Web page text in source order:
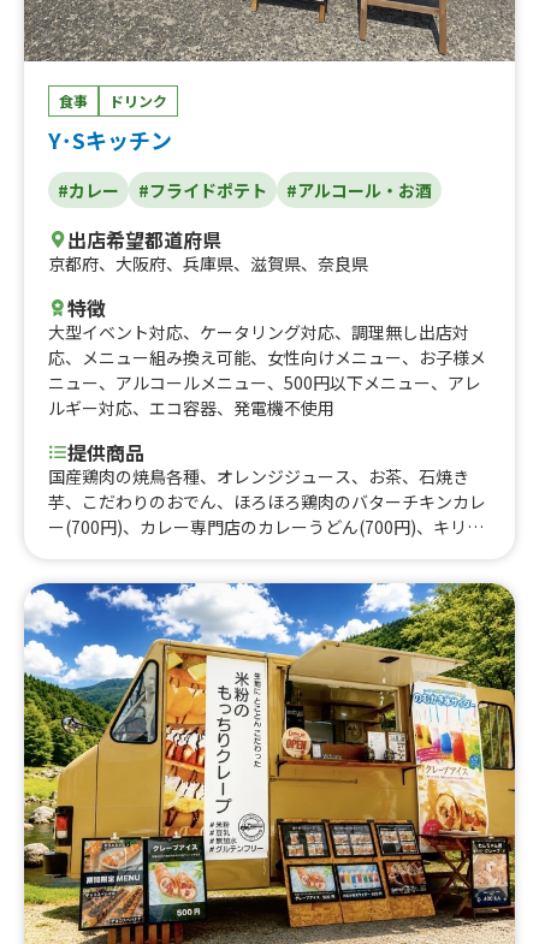
食事 ドリンク
Y･Sキッチン
#カレー #フライドポテト #アルコール・お酒
出店希望都道府県
京都府、 大阪府、 兵庫県、 滋賀県、 奈良県
特徴
大型イベント対応、 ケータリング対応、 調理無し出店対
応、 メニュー組み換え可能、 女性向けメニュー、 お子様メ
ニュー、 アルコールメニュー、 500円以下メニュー、 アレ
ルギー対応、 エコ容器、 発電機不使用
提供商品
国産鶏肉の焼鳥各種、オレンジジュース、お茶、石焼き
芋、こだわりのおでん、ほろほろ鶏肉のバターチキンカレ
ー(700円)、カレー専門店のカレーうどん(700円)、キリン
ろ鶏肉のバターチキンカレー(チーズトッピング)(1000
円)、カレー専門店のカレーうどん(500円)、ジューシー唐
揚げ＆ポテトセット、ほろほろ鶏肉のバターチキンカレー
＆自家製レモネードorレモンスカッシュ、京風おにぎり
(ちりめん山椒)、京風おにぎり(九条ねぎ＆牛しぐれ煮)、
京風おにぎり(鮭＆ゆず胡椒)、スタミナ唐揚げ丼、フライ
ドポテト400円、本格ホットラテ、本格アイスラテ、唐揚
げ(4個入り)、超濃厚☆カップアイス(キャラメル)、超濃厚
☆カップアイス(抹茶)、超濃厚☆カップアイス(チョコ)、
超濃厚☆カップアイス(バニラ)、ほろほろ鶏肉のバターチ
キンカレー(600円)、ロングポテト明太マヨ(600円)、ロン
グポテトチーズ(600円)、ロングポテトケチャップ(600
円)、ロングポテト塩 (500円)、ほろほろ鶏肉のバターチキ
ンカレー(チーズトッピング)900円、こだわり酒場のレモ
ンサワー、ジムビームハイボール、サントリー生ビール、